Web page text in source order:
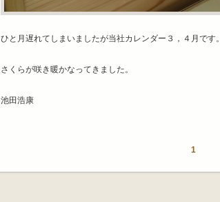
ひと月遅れてしまいましたが当社カレンダー３，４月です。
さくらが咲き暖かなってきました。
池田浩康
1